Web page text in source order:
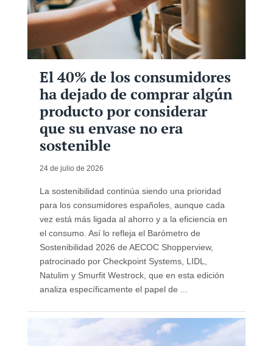
El 40% de los consumidores
ha dejado de comprar algún
producto por considerar
que su envase no era
sostenible
24 de julio de 2026
La sostenibilidad continúa siendo una prioridad
para los consumidores españoles, aunque cada
vez está más ligada al ahorro y a la eficiencia en
el consumo. Así lo refleja el Barómetro de
Sostenibilidad 2026 de AECOC Shopperview,
patrocinado por Checkpoint Systems, LIDL,
Natulim y Smurfit Westrock, que en esta edición
analiza específicamente el papel de ...